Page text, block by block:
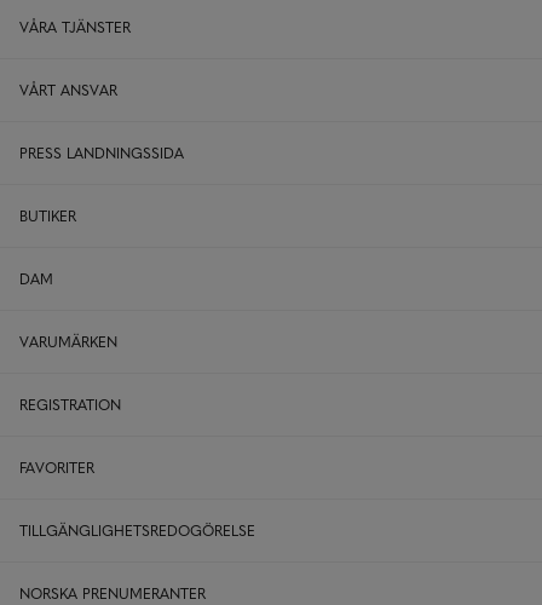
VÅRA TJÄNSTER
VÅRT ANSVAR
PRESS LANDNINGSSIDA
BUTIKER
DAM
VARUMÄRKEN
REGISTRATION
FAVORITER
TILLGÄNGLIGHETSREDOGÖRELSE
NORSKA PRENUMERANTER